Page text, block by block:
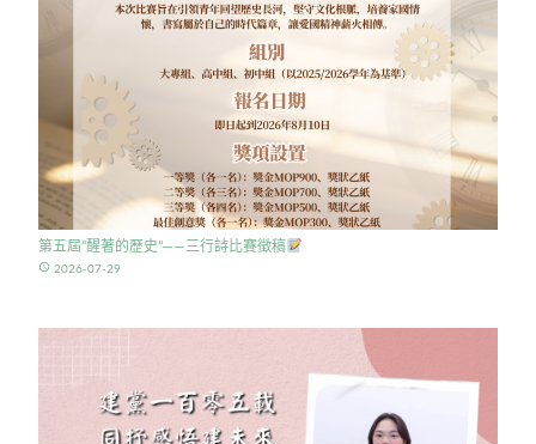
第五屆”醒著的歷史”——三行詩比賽徵稿
access_time 2026-07-29